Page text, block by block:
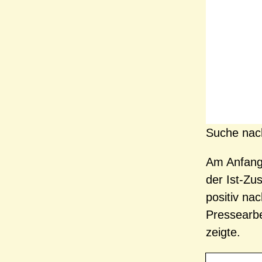
Suche
Am
der Ist-
positiv
zeigte.